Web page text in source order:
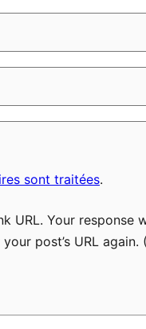
sont traitées.
URL. Your response
post’s URL again. (